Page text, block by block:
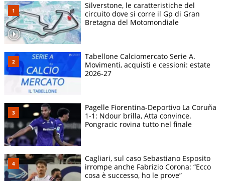
Silverstone, le caratteristiche del
circuito dove si corre il Gp di Gran
Bretagna del Motomondiale
Tabellone Calciomercato Serie A.
Movimenti, acquisti e cessioni: estate
2026-27
Pagelle Fiorentina-Deportivo La Coruña
1-1: Ndour brilla, Atta convince.
Pongracic rovina tutto nel finale
Cagliari, sul caso Sebastiano Esposito
irrompe anche Fabrizio Corona: “Ecco
cosa è successo, ho le prove”